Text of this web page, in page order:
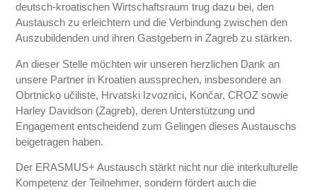
deutsch-kroatischen Wirtschaftsraum trug dazu bei, den
Austausch zu erleichtern und die Verbindung zwischen den
Auszubildenden und ihren Gastgebern in Zagreb zu stärken.
An dieser Stelle möchten wir unseren herzlichen Dank an
unsere Partner in Kroatien aussprechen, insbesondere an
Obrtnicko učiliste, Hrvatski Izvoznici, Končar, CROZ sowie
Harley Davidson (Zagreb), deren Unterstützung und
Engagement entscheidend zum Gelingen dieses Austauschs
beigetragen haben.
Der ERASMUS+ Austausch stärkt nicht nur die interkulturelle
Kompetenz der Teilnehmer, sondern fördert auch die